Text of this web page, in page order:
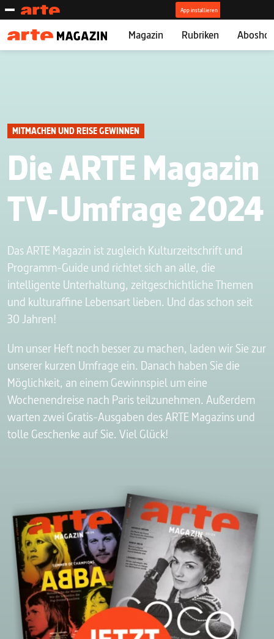
Magazin Rubriken
MITMACHEN UND REISE GEWINNEN
Die ARTE Magazin
TV-Umfrage 2024
Das ARTE Magazin ist zugleich Kulturzeitschrift und
Programm-Guide und richtet sich an alle, die
intelligente Unterhaltung, zeitgeschichtliche Themen
und kulturaffine Lebensart lieben. Und das schon seit
30 Jahren!
Um unser Heft noch besser zu machen, laden wir Sie zur
unserer kurzen Umfrage ein. Danach haben Sie die
Möglichkeit, an einem Gewinnspiel um eine
Wochenendreise nach Paris teilzunehmen. Außerdem
warten zwei Gratis-Ausgaben des ARTE Magazins und
tolle Geschenke auf Sie. Viel Glück!